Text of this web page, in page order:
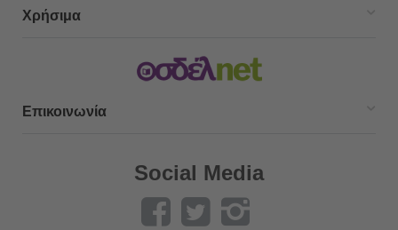
Χρήσιμα
Επικοινωνία
Social Media